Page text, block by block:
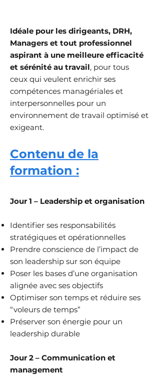
Idéale pour les dirigeants, DRH,
Managers et tout professionnel
aspirant à une meilleure efficacité
et sérénité au travail, pour tous
ceux qui veulent enrichir ses
compétences managériales et
interpersonnelles pour un
environnement de travail optimisé et
exigeant.
Contenu de la
formation :
Jour 1 – Leadership et organisation
Identifier ses responsabilités
stratégiques et opérationnelles
Prendre conscience de l’impact de
son leadership sur son équipe
Poser les bases d’une organisation
alignée avec ses objectifs
Optimiser son temps et réduire ses
“voleurs de temps”
Préserver son énergie pour un
leadership durable
Jour 2 – Communication et
management